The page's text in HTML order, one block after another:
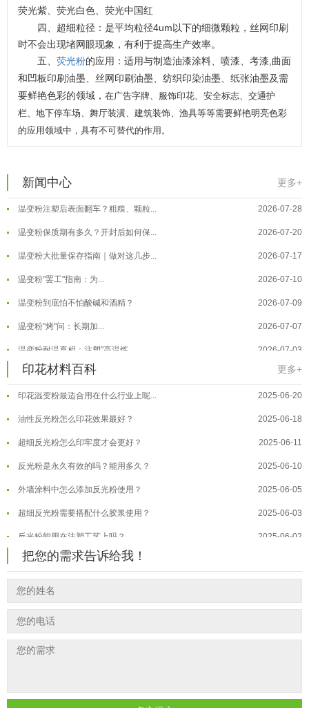
荧光紫、荧光白色、荧光中国红
四、超细粒径：是平均粒径4um以下的细微颗粒，丝网印刷
时不会出现堵网眼现象，有利于提高生产效率。
五、 荧光粉的应用：适用与制造油漆涂料、喷漆、考漆 曲面
和凹板印刷油墨、丝网印刷油墨、纺织印染油墨、纸张油墨及需
要鲜艳色彩的领域， 在广告字牌、服饰印花、安全标志、交通护
栏、地下停车场、舞厅装潢、建筑装饰、渔具等等需要鲜艳明亮色彩
的应用领域中，具有不可替代的作用。
新闻中心 更多+
温变粉适合做热变还是冷变？ 2026-08-04
夜间安全卫士：丝印反光粉搭配全攻... 2026-01-20
温变粉可以做防伪标签、温变防伪吗... 2026-08-05
温变粉适合做热变还是冷变？ 2026-08-04
温变粉注塑后表面翻车？粗糙、颗粒... 2026-07-28
温变粉保质期有多久？开封后如何保... 2026-07-20
温变粉大批量保存指南｜做对这几步... 2026-07-17
温变粉"罢工"指南：为... 2026-07-10
温变粉到底怕不怕酸碱和酒精？ 2026-07-09
温变粉"烤"问：长期加...
温变粉耐温真相：注塑"高温炼... 2026-07-03
夜间安全卫士：丝印反光粉搭配全攻... 2026-01-20
印花材料百科 更多+
反光粉太久不用结块要怎么处理？ 2025-07-11
反光粉可以混合其他颜料一起使用吗...
温变粉丝印到底用多少目网版？这篇... 2026-06-11
印花温变粉最适合用在什么行业上呢...
油性反光粉怎么印花效果最好？
反光粉是永久有效的吗？能用多久？ 2025-06-10
把您的需求告诉给我！